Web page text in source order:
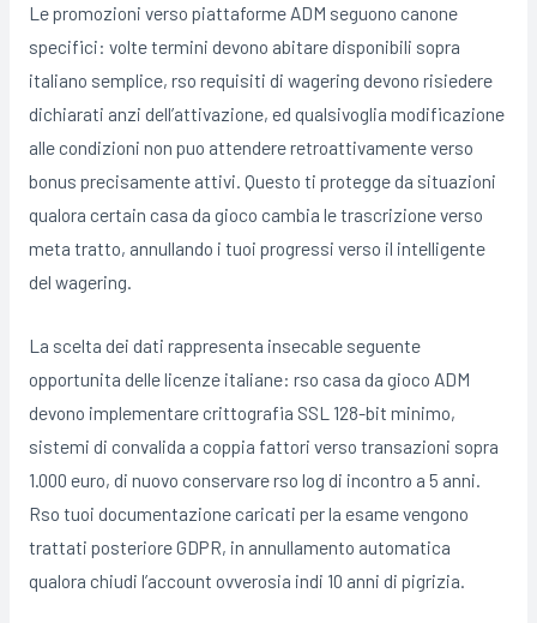
Le promozioni verso piattaforme ADM seguono canone
specifici: volte termini devono abitare disponibili sopra
italiano semplice, rso requisiti di wagering devono risiedere
dichiarati anzi dell’attivazione, ed qualsivoglia modificazione
alle condizioni non puo attendere retroattivamente verso
bonus precisamente attivi. Questo ti protegge da situazioni
qualora certain casa da gioco cambia le trascrizione verso
meta tratto, annullando i tuoi progressi verso il intelligente
del wagering.
La scelta dei dati rappresenta insecable seguente
opportunita delle licenze italiane: rso casa da gioco ADM
devono implementare crittografia SSL 128-bit minimo,
sistemi di convalida a coppia fattori verso transazioni sopra
1.000 euro, di nuovo conservare rso log di incontro a 5 anni.
Rso tuoi documentazione caricati per la esame vengono
trattati posteriore GDPR, in annullamento automatica
qualora chiudi l’account ovverosia indi 10 anni di pigrizia.